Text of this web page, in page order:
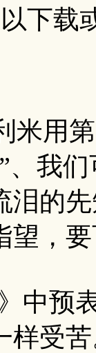
下载
第
、我
泪的
望，
预表
样受